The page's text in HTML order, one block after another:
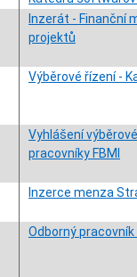
Inzerát - Finanční
projektů
Výběrové řízení -
Vyhlášení
pracovníky FBMI
Inzerce menza
Odborný